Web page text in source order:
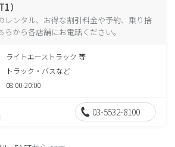
）
レンタル、お得な割引料金や予約、乗り捨
から各店舗にお電話ください。
ライトエーストラック 等
トラック・バスなど
08:00-20:00
03-5532-8100